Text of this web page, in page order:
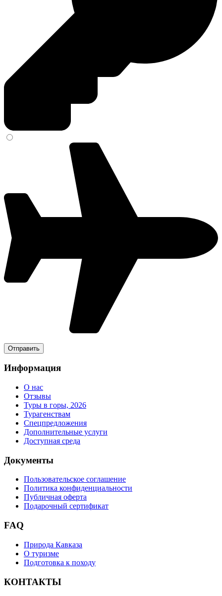
Информация
О нас
Отзывы
Туры в горы, 2026
Турагенствам
Спецпредложения
Дополнительные услуги
Доступная среда
Документы
Пользовательское соглашение
Политика конфиденциальности
Публичная оферта
Подарочный сертификат
FAQ
Природа Кавказа
О туризме
Подготовка к походу
КОНТАКТЫ